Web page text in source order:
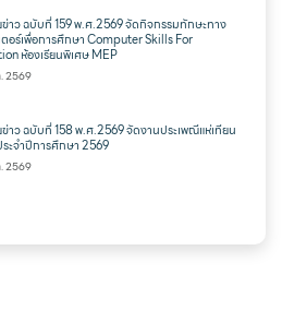
าว ฉบับที่ 159 พ.ศ.2569 จัดกิจกรรมทักษะทาง
อร์เพื่อการศึกษา Computer Skills For
ห้องเรียนพิเศษ MEP
2569
าว ฉบับที่ 158 พ.ศ.2569 จัดงานประเพณีแห่เทียน
ระจำปีการศึกษา 2569
2569